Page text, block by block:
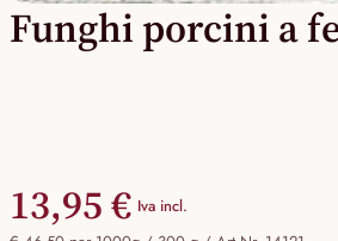
Funghi porcini a
13,95 € Iva incl.